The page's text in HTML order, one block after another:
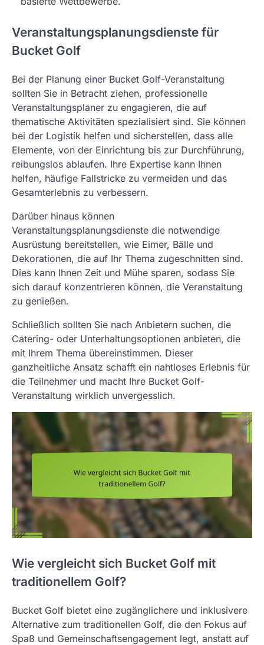
Veranstaltungsplanungsdienste für
Bucket Golf
Bei der Planung einer Bucket Golf-Veranstaltung
sollten Sie in Betracht ziehen, professionelle
Veranstaltungsplaner zu engagieren, die auf
thematische Aktivitäten spezialisiert sind. Sie können
bei der Logistik helfen und sicherstellen, dass alle
Elemente, von der Einrichtung bis zur Durchführung,
reibungslos ablaufen. Ihre Expertise kann Ihnen
helfen, häufige Fallstricke zu vermeiden und das
Gesamterlebnis zu verbessern.
Darüber hinaus können
Veranstaltungsplanungsdienste die notwendige
Ausrüstung bereitstellen, wie Eimer, Bälle und
Dekorationen, die auf Ihr Thema zugeschnitten sind.
Dies kann Ihnen Zeit und Mühe sparen, sodass Sie
sich darauf konzentrieren können, die Veranstaltung
zu genießen.
Schließlich sollten Sie nach Anbietern suchen, die
Catering- oder Unterhaltungsoptionen anbieten, die
mit Ihrem Thema übereinstimmen. Dieser
ganzheitliche Ansatz schafft ein nahtloses Erlebnis für
die Teilnehmer und macht Ihre Bucket Golf-
Veranstaltung wirklich unvergesslich.
Wie vergleicht sich Bucket Golf mit
traditionellem Golf?
Bucket Golf bietet eine zugänglichere und inklusivere
Alternative zum traditionellen Golf, die den Fokus auf
Spaß und Gemeinschaftsengagement legt, anstatt auf